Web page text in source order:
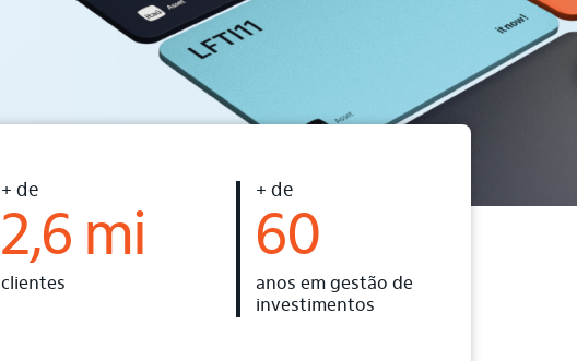
+ de
2,6 mi
clientes
+ de
60
anos em gestão de
investimentos